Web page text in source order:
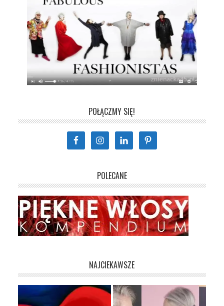
POŁĄCZMY SIĘ!
POLECANE
NAJCIEKAWSZE